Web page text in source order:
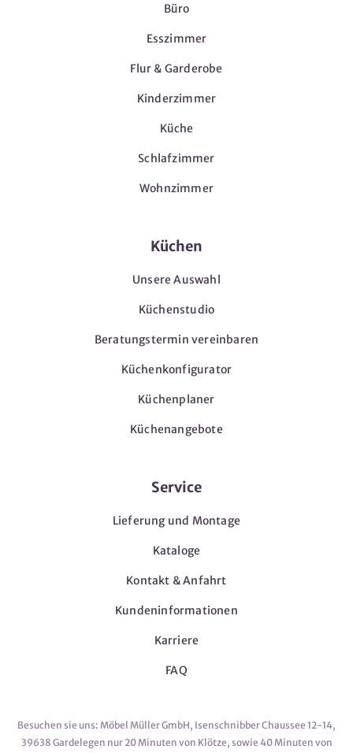
Büro
Esszimmer
Flur & Garderobe
Kinderzimmer
Küche
Schlafzimmer
Wohnzimmer
Küchen
Unsere Auswahl
Küchenstudio
Beratungstermin vereinbaren
Küchenkonfigurator
Küchenplaner
Küchenangebote
Service
Lieferung und Montage
Kataloge
Kontakt & Anfahrt
Kundeninformationen
Karriere
FAQ
Besuchen sie uns: Möbel Müller GmbH, Isenschnibber Chaussee 12-14,
39638 Gardelegen nur 20 Minuten von Klötze, sowie 40 Minuten von